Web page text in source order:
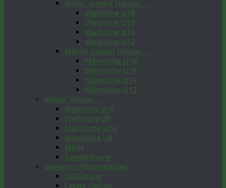
Weibl. Jugend Hockey …
Weibliche U18
Weibliche U16
Weibliche U14
Weibliche U12
Männl. Jugend Hockey …
Männliche U18
Männliche U16
Männliche U14
Männliche U12
Kinder Hockey …
Weibliche U10
Weibliche U8
Männliche U10
Männliche U8
Minis
Spielordnung
Senioren-/Elternhockey
Nulllösung
Letzte Herren